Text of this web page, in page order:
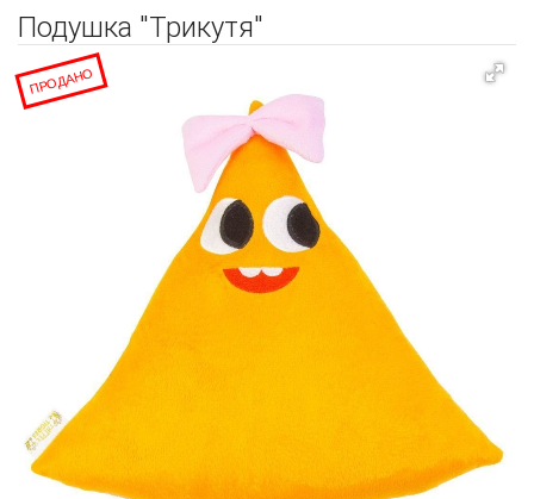
Подушка "Трикутя"
ПРОДАНО